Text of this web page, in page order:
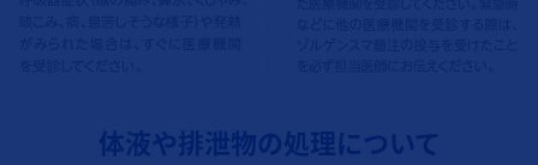
体液や排泄物の処理について